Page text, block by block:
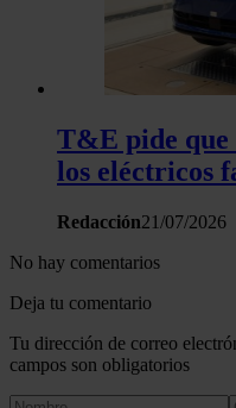
T&E pide
los eléctricos
Redacción21/07/2026
No hay comentarios
Deja tu comentario
Tu dirección de correo
campos son obligatorios